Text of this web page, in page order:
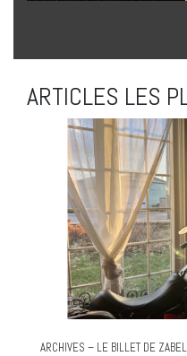
ARTICLES LES
ARCHIVES – LE BILLET DE